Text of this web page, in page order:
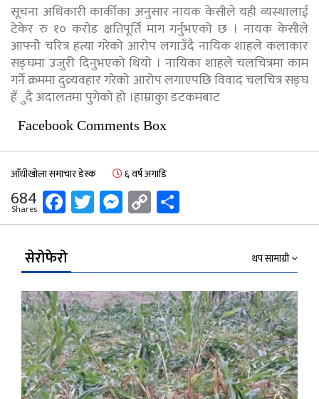
सूचना अधिकारी कार्कीका अनुसार नायक केसीले यही व्यस्थालाई
टेकेर रु १० करोड क्षतिपूर्ति माग गर्नुभएको छ । नायक केसीले
आफ्नोे चरित्र हत्या गरेको आरोप लगाउँदै नायिक शाहले कलाकार
सङ्घमा उजुरी दिनुभएको थियो । नायिका शाहले चलचित्रमा काम
गर्ने क्रममा दुव्र्यवहार गरेको आरोप लगाएपछि विवाद चलचित्र सङ्घ
हँुदै अदालतमा पुगेको हो ।हाम्राकुा डटकमबाट
Facebook Comments Box
आँधीखोला समाचार डेस्क ६ वर्ष अगाडि
684
Shares Facebook
Twitter
Messenger
Copy
Link
सेरोफेरो थप सामाग्री